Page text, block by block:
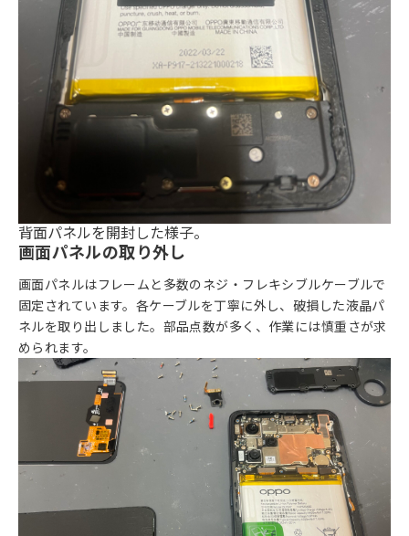
背面パネルを開封した様子。
画面パネルの取り外し
画面パネルはフレームと多数のネジ・フレキシブルケーブルで
固定されています。各ケーブルを丁寧に外し、破損した液晶パ
ネルを取り出しました。部品点数が多く、作業には慎重さが求
められます。